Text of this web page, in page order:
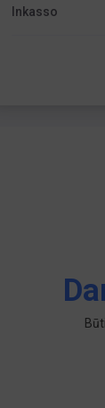
Inkasso